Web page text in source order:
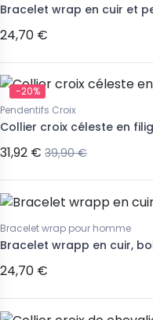
Bracelet wrap en cuir et
24,70 €
-20%
Pendentifs Croix
Collier croix céleste en
31,92 € 39,90 €
Bracelet wrap pour homme
Bracelet wrapp en cuir,
24,70 €